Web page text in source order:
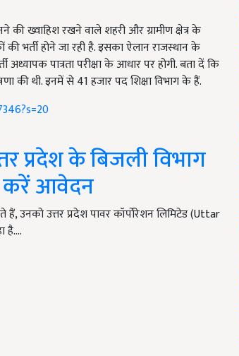
की ख्वाहिश रखने वाले शहरी और ग्रामीण क्षेत्र के
भर्ती होने जा रही है. इसका ऐलान राजस्थान के
पात्रता परीक्षा के आधार पर होगी. बता दें कि
की थी. इनमें से 41 हजार पद शिक्षा विभाग के हैं.
प्रदेश के बिजली विभाग
करें आवेदन
हैं, उनको उत्तर प्रदेश पावर कॉर्पोरेशन लिमिटेड (Uttar
है.…